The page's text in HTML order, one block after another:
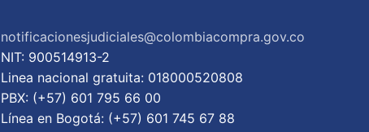
notificacionesjudiciales@colombiacompra.gov.co
NIT: 900514913-2
Linea nacional gratuita: 018000520808
PBX: (+57) 601 795 66 00
Lí­nea en Bogotá: (+57) 601 745 67 88